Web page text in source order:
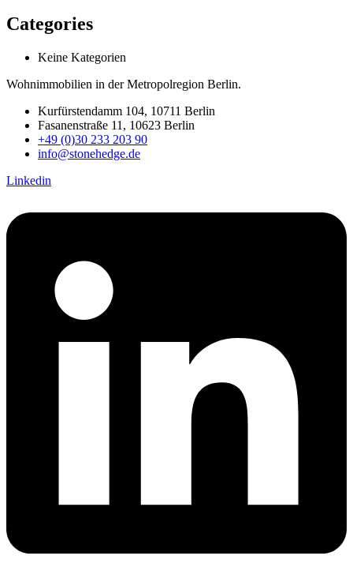
Categories
Keine Kategorien
Wohnimmobilien in der Metropolregion Berlin.
Kurfürstendamm 104, 10711 Berlin
Fasanenstraße 11, 10623 Berlin
+49 (0)30 233 203 90
info@stonehedge.de
Linkedin